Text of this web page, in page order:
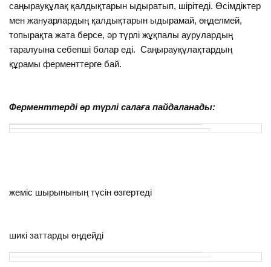
саңырауқұлақ қалдықтарын ыдыратып, шірітеді. Өсімдіктер
мен жануарлардың қалдықтарын ыдырамай, өңделмей,
топырақта жата берсе, әр түрлі жұқпалы аурулардың
таралуына себепші болар еді. Саңырауқұлақтардың
құрамы ферменттерге бай.
Ферменттерді әр түрлі салаға пайдаланады:
жеміс шырынының түсін өзгертеді
шикі заттарды өңдейді